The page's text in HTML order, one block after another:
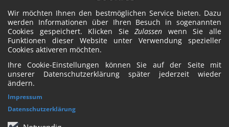
Wir möchten Ihnen den bestmöglichen Service bieten. Dazu
werden Informationen über Ihren Besuch in sogenannten
Cookies gespeichert. Klicken SieZulassen wenn Sie alle
Funktionen dieser Website unter Verwendung spezieller
Cookies aktiveren möchten.
Ihre Cookie-Einstellungen können Sie auf der Seite mit
unserer Datenschutzerklärung später jederzeit wieder
ändern.
Impressum
Datenschutzerklärung